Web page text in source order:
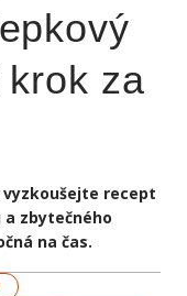
za
recept
a zbytečného
na čas.